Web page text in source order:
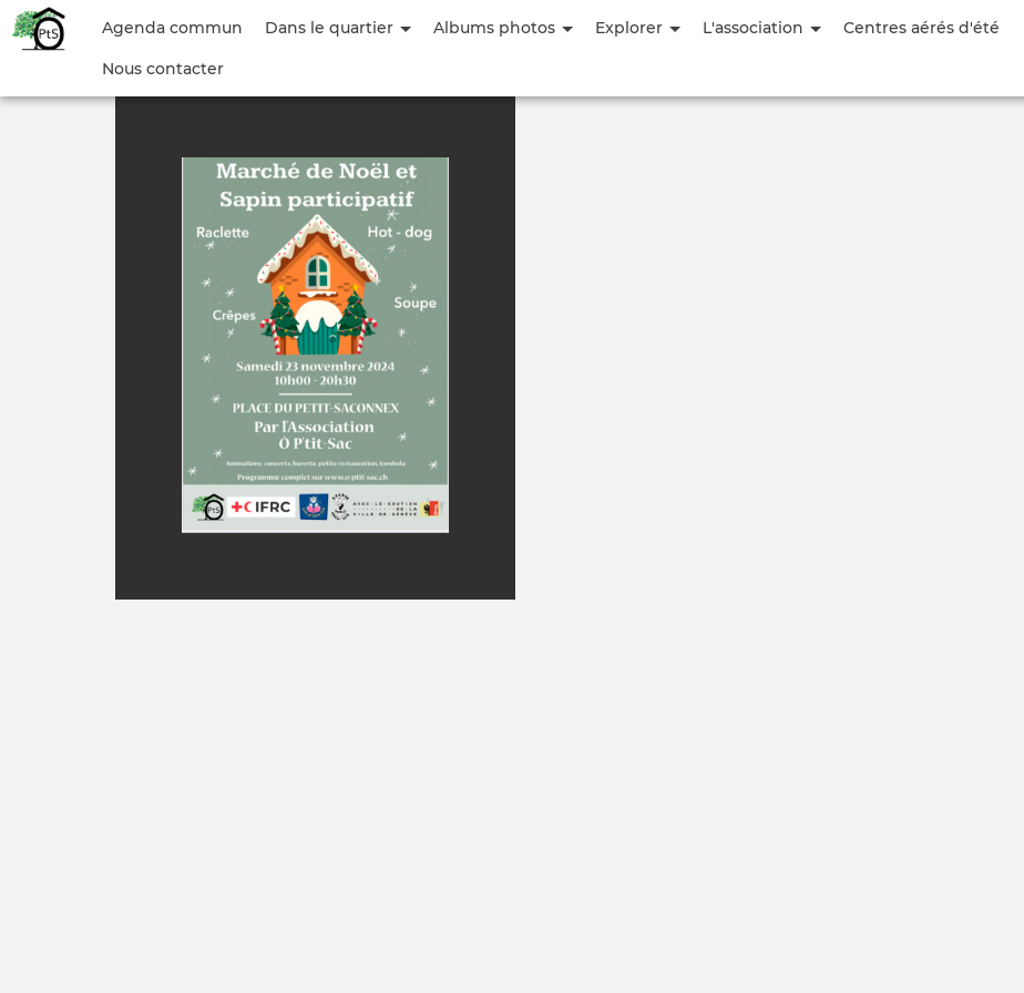
Aller
principal
Menu
compte
Agenda commun Dans le quartier Albums photos Explorer L'association Centres aérés d'été
Nous contacter